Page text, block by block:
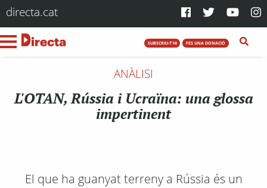
directa.cat
SUBSCRIU-T'HI FES UNA DONACIÓ
ANÀLISI
L'OTAN, Rússia i Ucraïna: una glossa
impertinent
El que ha guanyat terreny a Rússia és un